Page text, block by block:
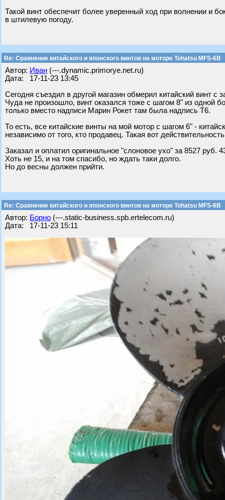
Такой винт обеспечит более уверенный ход при волнении и
в штилевую погоду.
Re: Сравнение китайского и японского винтов на моторе Tohatsu MFS-6B
Автор: Иван (---.dynamic.primorye.net.ru)
Дата: 17-11-23 13:45
Сегодня съездил в другой магазин обмерил китайский винт с
Чуда не произошло, винт оказался тоже с шагом 8" из одной
только вместо надписи Марин Рокет там была надпись Т6.
То есть, все китайские винты на мой мотор с шагом 6" -
независимо от того, кто продавец. Такая вот
Заказал и оплатил оригинальное "слоновое ухо" за 8527 руб.
Хоть не 15, и на том спасибо, но ждать таки долго.
Но до весны должен прийти.
Re: Сравнение китайского и японского винтов на моторе Tohatsu MFS-6B
Автор: Борно (---.static-business.spb.ertelecom.ru)
Дата: 17-11-23 15:11